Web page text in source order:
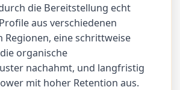
die Bereitstellung echt
aus verschiedenen
Regionen, eine schrittweise
organische
nachahmt, und langfristig
mit hoher Retention aus.